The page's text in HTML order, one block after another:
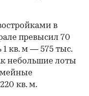
в
превысил 70
1 кв. м — 575 тыс.
небольшие лоты
кв. м.